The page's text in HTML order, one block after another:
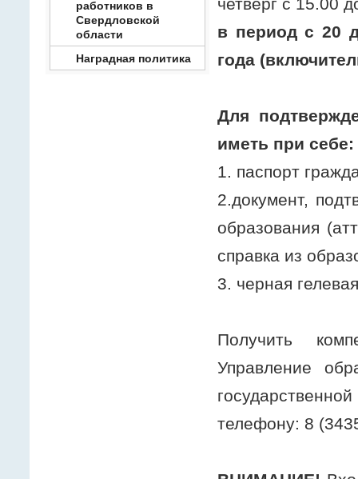
в период с 20
года
Для
иметь при себе:
1. паспорт
2.документ,
образования
справка из
3. черная
Получить
Управление
телефону: 8
работников в
Свердловской
области
Наградная политика